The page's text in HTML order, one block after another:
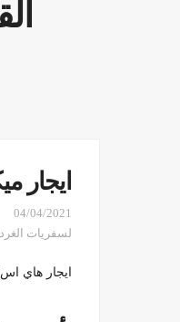
ايجار
04/04/2021
لسفريات
ايجار هاي